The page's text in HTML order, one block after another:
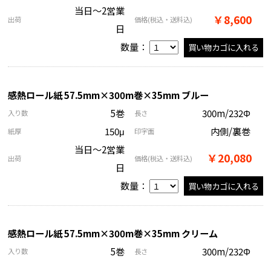
出荷
当日～2営業
日
価格(税込・送料込) ￥8,600
数量：
感熱ロール紙 57.5mm×300m巻×35mm ブルー
入り数 5巻 長さ 300m/232Φ
紙厚 150μ 印字面 内側/裏巻
出荷
当日～2営業
日
価格(税込・送料込) ￥20,080
数量：
感熱ロール紙 57.5mm×300m巻×35mm クリーム
入り数 5巻 長さ 300m/232Φ